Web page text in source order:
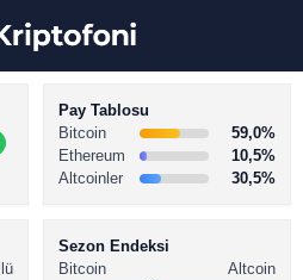
Pay Tablosu
Bitcoin
59,0%
Ethereum
10,5%
Altcoinler
30,5%
Sezon Endeksi
Bitcoin
Altcoin